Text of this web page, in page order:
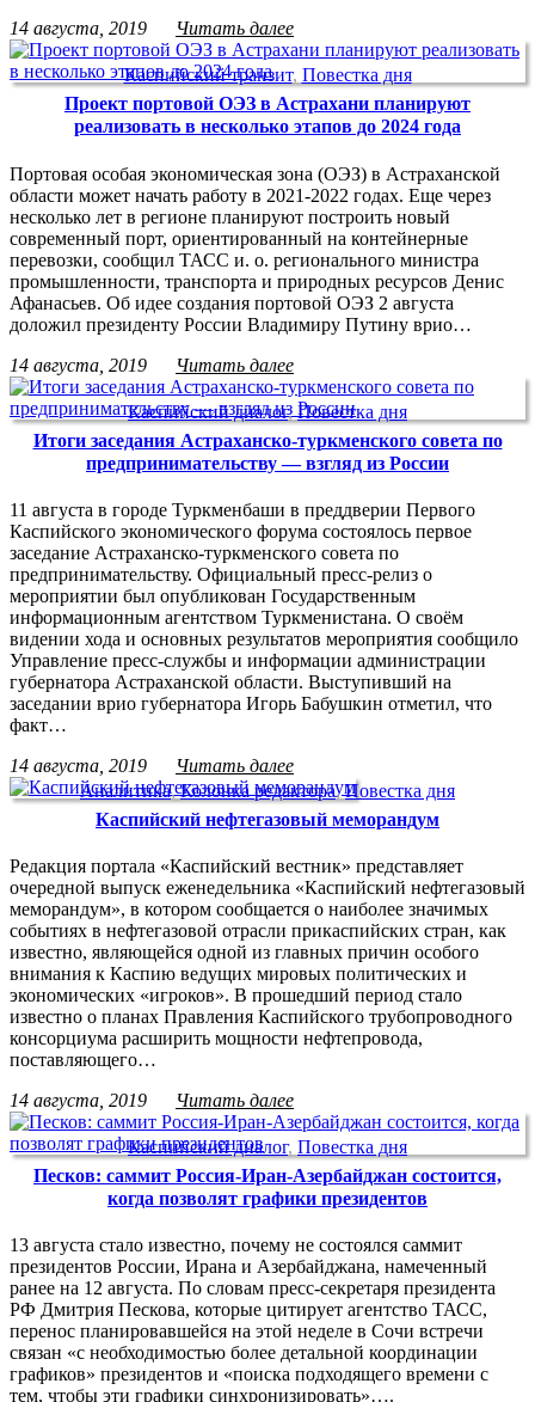
14 августа, 2019
Читать далее
Каспийский транзит, Повестка дня
Проект портовой ОЭЗ в Астрахани планируют
реализовать в несколько этапов до 2024 года
Портовая особая экономическая зона (ОЭЗ) в Астраханской
области может начать работу в 2021-2022 годах. Еще через
несколько лет в регионе планируют построить новый
современный порт, ориентированный на контейнерные
перевозки, сообщил ТАСС и. о. регионального министра
промышленности, транспорта и природных ресурсов Денис
Афанасьев. Об идее создания портовой ОЭЗ 2 августа
доложил президенту России Владимиру Путину врио…
14 августа, 2019
Читать далее
Каспийский диалог,Повестка дня
Итоги заседания Астраханско-туркменского совета по
предпринимательству — взгляд из России
11 августа в городе Туркменбаши в преддверии Первого
Каспийского экономического форума состоялось первое
заседание Астраханско-туркменского совета по
предпринимательству. Официальный пресс-релиз о
мероприятии был опубликован Государственным
информационным агентством Туркменистана. О своём
видении хода и основных результатов мероприятия сообщило
Управление пресс-службы и информации администрации
губернатора Астраханской области. Выступивший на
заседании врио губернатора Игорь Бабушкин отметил, что
факт…
14 августа, 2019
Читать далее
Аналитика,Колонка редактора,Повестка дня
Каспийский нефтегазовый меморандум
Редакция портала «Каспийский вестник» представляет
очередной выпуск еженедельника «Каспийский нефтегазовый
меморандум», в котором сообщается о наиболее значимых
событиях в нефтегазовой отрасли прикаспийских стран, как
известно, являющейся одной из главных причин особого
внимания к Каспию ведущих мировых политических и
экономических «игроков». В прошедший период стало
известно о планах Правления Каспийского трубопроводного
консорциума расширить мощности нефтепровода,
поставляющего…
14 августа, 2019
Читать далее
Каспийский диалог, Повестка дня
Песков: саммит Россия-Иран-Азербайджан состоится,
когда позволят графики президентов
13 августа стало известно, почему не состоялся саммит
президентов России, Ирана и Азербайджана, намеченный
ранее на 12 августа. По словам пресс-секретаря президента
РФ Дмитрия Пескова, которые цитирует агентство ТАСС,
перенос планировавшейся на этой неделе в Сочи встречи
связан «с необходимостью более детальной координации
графиков» президентов и «поиска подходящего времени с
тем, чтобы эти графики синхронизировать»….